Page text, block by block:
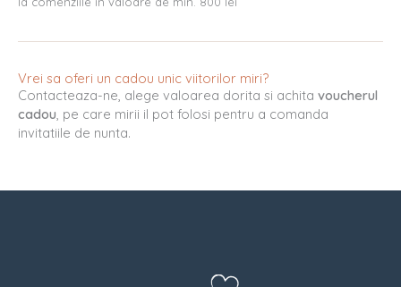
Vrei sa oferi un cadou unic viitorilor miri?
Contacteaza-ne, alege valoarea dorita si achita voucherul
cadou , pe care mirii il pot folosi pentru a comanda
invitatiile de nunta.